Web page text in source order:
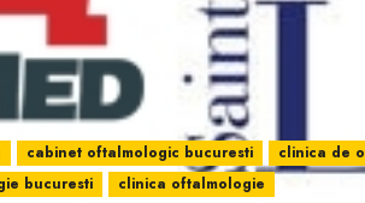
cabinet oftalmologic bucuresti
clinica de
bucuresti
clinica oftalmologie